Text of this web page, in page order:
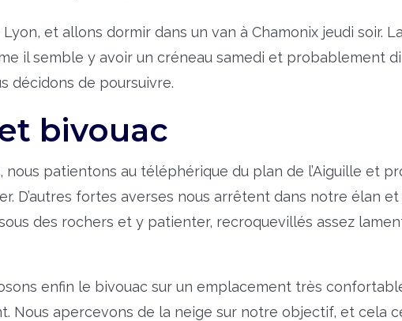
et allons dormir dans un van à Chamonix jeudi soir.
il semble y avoir un créneau samedi et probablement
décidons de poursuivre.
bivouac
nous patientons au téléphérique du plan de l’Aiguille et
D’autres fortes averses nous arrêtent dans notre élan
des rochers et y patienter, recroquevillés assez
enfin le bivouac sur un emplacement très
Nous apercevons de la neige sur notre objectif, et cela